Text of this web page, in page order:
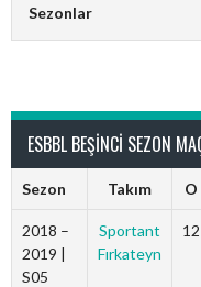
Sezonlar
ESBBL BEŞINCI SEZON
Sezon Takım O
2018 –
2019 |
S05
Sportant
Fırkateyn
12